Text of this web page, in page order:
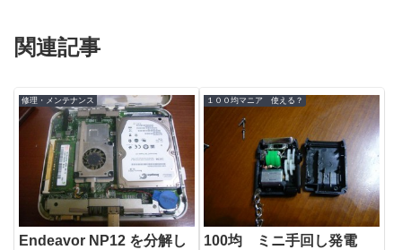
関連記事
修理・メンテナンス
Endeavor NP12 を分解し
１００均マニア 使える？
100均 ミニ手回し発電